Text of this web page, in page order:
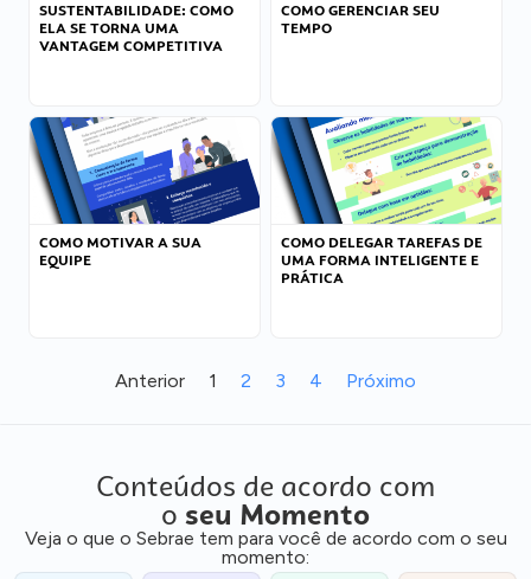
SUSTENTABILIDADE: COMO
ELA SE TORNA UMA
VANTAGEM COMPETITIVA
COMO GERENCIAR SEU
TEMPO
COMO MOTIVAR A SUA
EQUIPE
COMO DELEGAR TAREFAS DE
UMA FORMA INTELIGENTE E
PRÁTICA
Anterior 1 2 3 4 Próximo
Conteúdos de acordo com
o seu Momento
Veja o que o Sebrae tem para você de acordo com o seu
momento: